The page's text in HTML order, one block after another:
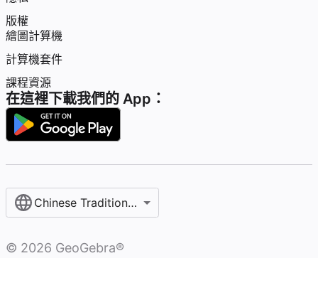
版權
繪圖計算機
計算機套件
課程資源
在這裡下載我們的 App：
Chinese Traditional / 繁體中文
© 2026 GeoGebra®